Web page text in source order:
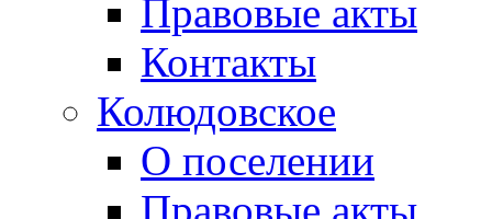
Правовые акты
Контакты
Колюдовское
О поселении
Правовые акты